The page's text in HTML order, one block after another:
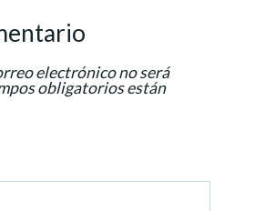
electrónico no será
obligatorios están